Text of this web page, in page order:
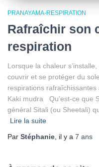
PRANAYAMA-RESPIRATION
Rafraîchir son
respiration
Lorsque la chaleur
couvrir et se protéger du
respirations
Kaki mudra Qu’est-ce que
général Sitali (ou Sheetali)
Lire la suite
Par Stéphanie, il y a 7 ans